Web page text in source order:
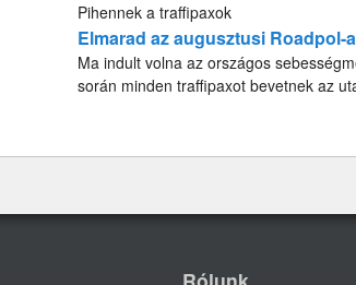
Pihennek a traffipaxok
Elmarad az augusztusi Roadpol-
Ma indult volna az országos
során minden traffipaxot bevetnek az